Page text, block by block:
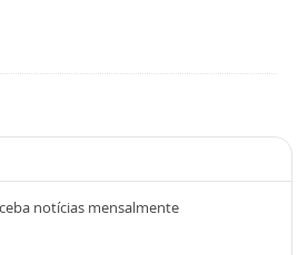
notícias mensalmente